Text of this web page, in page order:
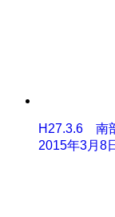
H27.3.6 南
2015年3月8